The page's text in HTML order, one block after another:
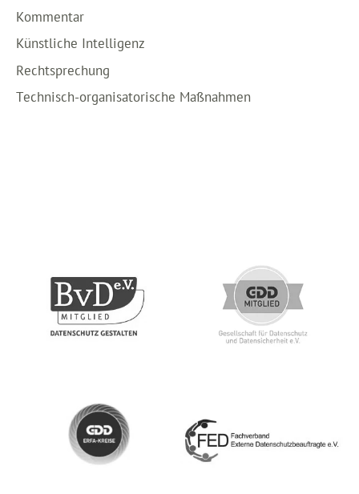
Kommentar
Künstliche Intelligenz
Rechtsprechung
Technisch-organisatorische Maßnahmen